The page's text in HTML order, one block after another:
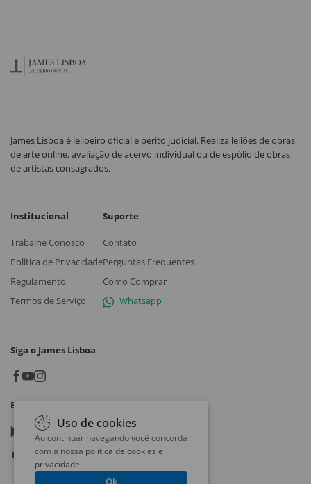
James Lisboa é leiloeiro oficial e perito judicial. Realiza leilões de obras
de arte online, avaliação de acervo individual ou de espólio de obras
de artistas consagrados.
Institucional
Trabalhe Conosco
Política de Privacidade
Regulamento
Termos de Serviço
Suporte
Contato
Perguntas Frequentes
Como Comprar
Whatsapp
Siga o James Lisboa
Baixe o App
Google play
App store
Uso de cookies
Ao continuar navegando você concorda
com a nossa política de cookies e
privacidade.
Ok